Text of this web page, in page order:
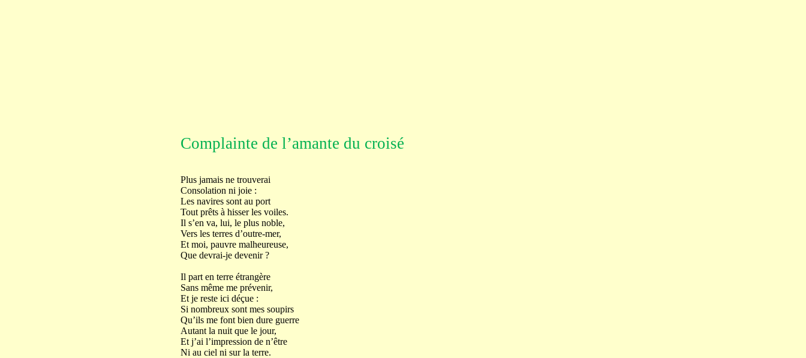
Complainte de l’amante du croisé
Plus jamais ne trouverai
Consolation ni joie :
Les navires sont au port
Tout prêts à hisser les voiles.
Il s’en va, lui, le plus noble,
Vers les terres d’outre-mer,
Et moi, pauvre malheureuse,
Que devrai-je devenir ?
Il part en terre étrangère
Sans même me prévenir,
Et je reste ici déçue :
Si nombreux sont mes soupirs
Qu’ils me font bien dure guerre
Autant la nuit que le jour,
Et j’ai l’impression de n’être
Ni au ciel ni sur la terre.